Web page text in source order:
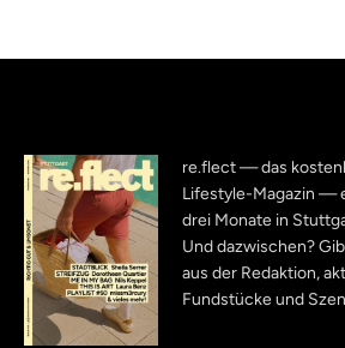
re.flect — das
Lifestyle-Magazin —
drei Monate in
Und dazwischen?
aus der Redaktion,
Fundstücke und